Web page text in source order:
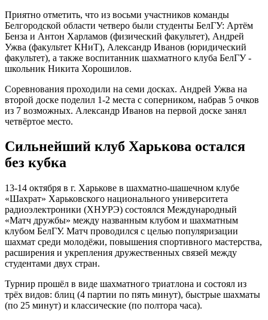
Приятно отметить, что из восьми участников команды
Белгородской области четверо были студенты БелГУ: Артём
Бенза и Антон Харламов (физический факультет), Андрей
Ужва (факультет КНиТ), Александр Иванов (юридический
факультет), а также воспитанник шахматного клуба БелГУ -
школьник Никита Хорошилов.
Соревнования проходили на семи досках. Андрей Ужва на
второй доске поделил 1-2 места с соперником, набрав 5 очков
из 7 возможных. Александр Иванов на первой доске занял
четвёртое место.
Сильнейший клуб Харькова остался
без кубка
13-14 октября в г. Харькове в шахматно-шашечном клубе
«Шахрат» Харьковского национального университета
радиоэлектроники (ХНУРЭ) состоялся Международный
«Матч дружбы» между названным клубом и шахматным
клубом БелГУ. Матч проводился с целью популяризации
шахмат среди молодёжи, повышения спортивного мастерства,
расширения и укрепления дружественных связей между
студентами двух стран.
Турнир прошёл в виде шахматного триатлона и состоял из
трёх видов: блиц (4 партии по пять минут), быстрые шахматы
(по 25 минут) и классические (по полтора часа).